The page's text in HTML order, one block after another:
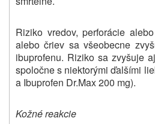
Riziko vredov, perforácie
alebo čriev sa všeobecne
ibuprofenu. Riziko sa zvyšuje
spoločne s niektorými ďalšími
a Ibuprofen Dr.Max 200 mg).
Kožné reakcie